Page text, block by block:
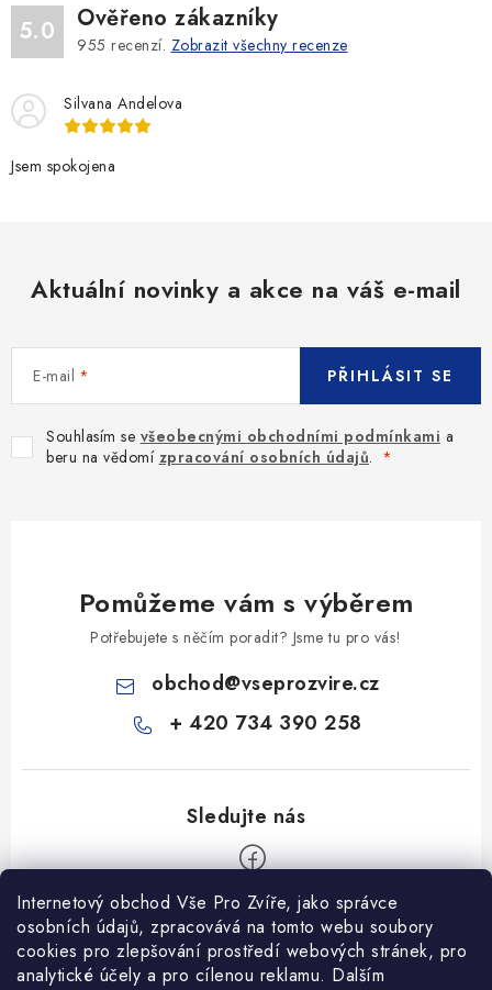
Internetový obchod Vše Pro Zvíře, jako správce
osobních údajů, zpracovává na tomto webu soubory
cookies pro zlepšování prostředí webových stránek, pro
analytické účely a pro cílenou reklamu. Dalším
5.0 Ověřeno zákazníky
955 recenzí. Zobrazit všechny recenze
Silvana Andelova
Jsem spokojena
Aktuální novinky a akce na váš e-mail
E-mail
Souhlasím se všeobecnými obchodními podmínkami a
beru na vědomí zpracování osobních údajů.
PŘIHLÁSIT SE
Pomůžeme vám s výběrem
Potřebujete s něčím poradit? Jsme tu pro vás!
obchod@vseprozvire.cz
+ 420 734 390 258
Informace pro Vás